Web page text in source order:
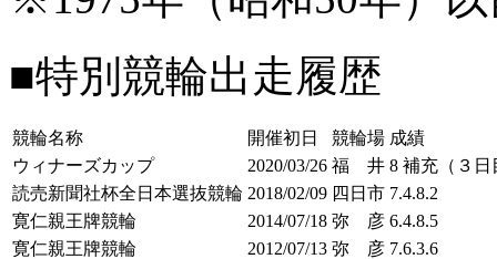
■特別競輪出走履歴
競輪名称 開催初日 競輪場 成績
ウィナーズカップ
2020/03/26 福 井 8 補充（３日
読売新聞社杯全日本選抜競輪 2018/02/09 四日市 7.4.8.2
寛仁親王牌競輪
2014/07/18 弥 彦 6.4.8.5
寛仁親王牌競輪
2012/07/13 弥 彦 7.6.3.6